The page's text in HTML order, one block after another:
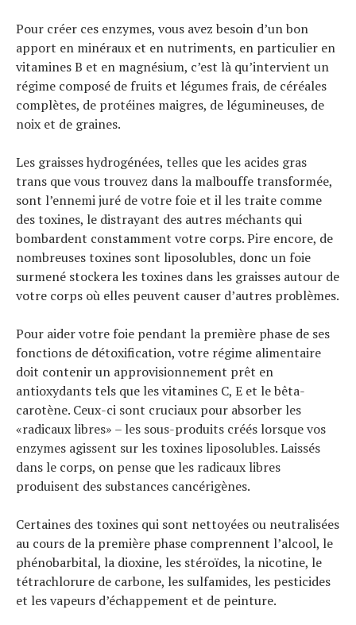
Pour créer ces enzymes, vous avez besoin d’un bon
apport en minéraux et en nutriments, en particulier en
vitamines B et en magnésium, c’est là qu’intervient un
régime composé de fruits et légumes frais, de céréales
complètes, de protéines maigres, de légumineuses, de
noix et de graines.
Les graisses hydrogénées, telles que les acides gras
trans que vous trouvez dans la malbouffe transformée,
sont l’ennemi juré de votre foie et il les traite comme
des toxines, le distrayant des autres méchants qui
bombardent constamment votre corps. Pire encore, de
nombreuses toxines sont liposolubles, donc un foie
surmené stockera les toxines dans les graisses autour de
votre corps où elles peuvent causer d’autres problèmes.
Pour aider votre foie pendant la première phase de ses
fonctions de détoxification, votre régime alimentaire
doit contenir un approvisionnement prêt en
antioxydants tels que les vitamines C, E et le bêta-
carotène. Ceux-ci sont cruciaux pour absorber les
«radicaux libres» – les sous-produits créés lorsque vos
enzymes agissent sur les toxines liposolubles. Laissés
dans le corps, on pense que les radicaux libres
produisent des substances cancérigènes.
Certaines des toxines qui sont nettoyées ou neutralisées
au cours de la première phase comprennent l’alcool, le
phénobarbital, la dioxine, les stéroïdes, la nicotine, le
tétrachlorure de carbone, les sulfamides, les pesticides
et les vapeurs d’échappement et de peinture.